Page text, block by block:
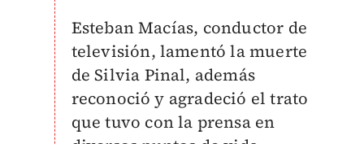
Esteban Macías, conductor de
televisión, lamentó la muerte
de Silvia Pinal, además
reconoció y agradeció el trato
que tuvo con la prensa en